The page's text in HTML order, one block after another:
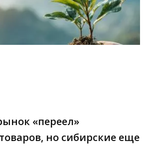
«переел»
но сибирские еще